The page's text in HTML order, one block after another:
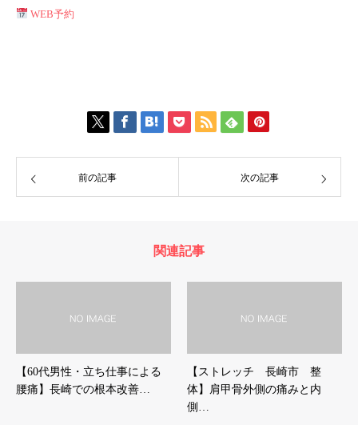
WEB予約
前の記事 次の記事
関連記事
【60代男性・立ち仕事による
腰痛】長崎での根本改善…
【ストレッチ 長崎市 整
体】肩甲骨外側の痛みと内
側…